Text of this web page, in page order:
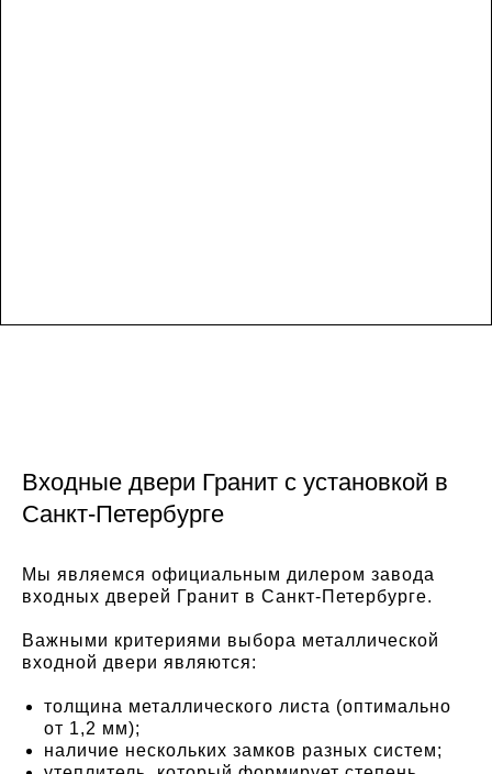
Входные двери Гранит с установкой в
Санкт-Петербурге
Мы являемся официальным дилером завода
входных дверей Гранит в Санкт-Петербурге.
Важными критериями выбора металлической
входной двери являются:
толщина металлического листа (оптимально
от 1,2 мм);
наличие нескольких замков разных систем;